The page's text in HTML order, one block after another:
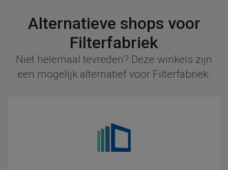
Alternatieve shops voor
Filterfabriek
Niet helemaal tevreden? Deze winkels zijn
een mogelijk alternatief voor Filterfabriek.